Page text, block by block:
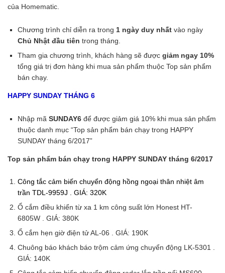
của Homematic.
Chương trình chỉ diễn ra trong 1 ngày duy nhất vào ngày
Chủ Nhật đầu tiên trong tháng.
Tham gia chương trình, khách hàng sẽ được giảm ngay 10%
tổng giá trị đơn hàng khi mua sản phẩm thuộc Top sản phẩm
bán chạy.
HAPPY SUNDAY THÁNG 6
Nhập mã SUNDAY6 để được giảm giá 10% khi mua sản phẩm
thuộc danh mục “Top sản phẩm bán chạy trong HAPPY
SUNDAY tháng 6/2017”
Top sản phẩm bán chạy trong HAPPY SUNDAY tháng 6/2017
Công tắc cảm biến chuyển động hồng ngoại thân nhiệt âm
trần TDL-9959J . GIÁ: 320K
Ổ cắm điều khiển từ xa 1 km công suất lớn Honest HT-
6805W . GIÁ: 380K
Ổ cắm hẹn giờ điện tử AL-06 . GIÁ: 190K
Chuông báo khách báo trộm cảm ứng chuyển động LK-5301 .
GIÁ: 140K